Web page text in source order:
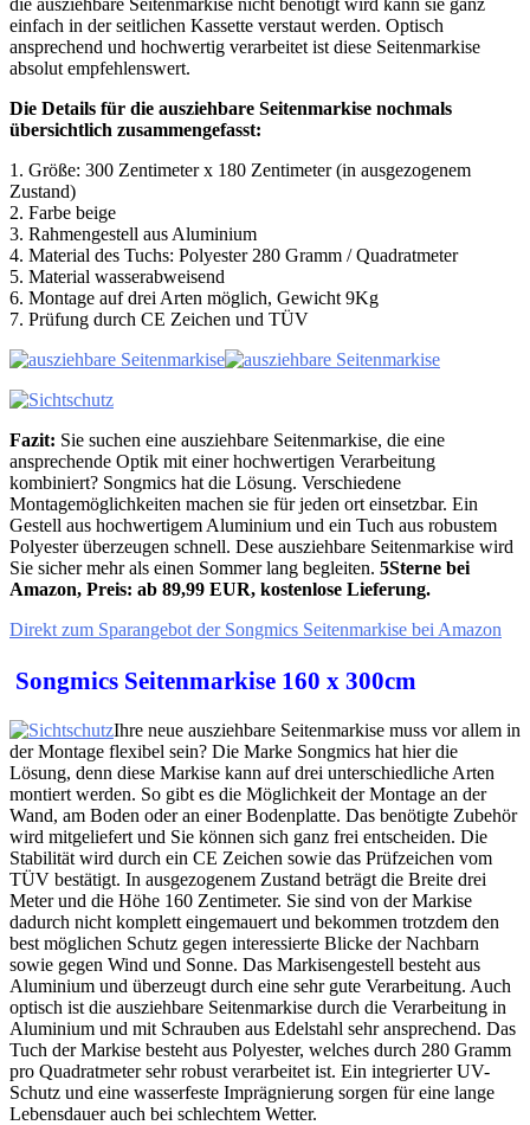
einfach in der seitlichen Kassette verstaut werden. Optisch
ansprechend und hochwertig verarbeitet ist diese Seitenmarkise
absolut empfehlenswert.
Die Details für die ausziehbare Seitenmarkise nochmals
übersichtlich zusammengefasst:
1. Größe: 300 Zentimeter x 180 Zentimeter (in ausgezogenem
Zustand)
2. Farbe beige
3. Rahmengestell aus Aluminium
4. Material des Tuchs: Polyester 280 Gramm / Quadratmeter
5. Material wasserabweisend
6. Montage auf drei Arten möglich, Gewicht 9Kg
7. Prüfung durch CE Zeichen und TÜV
Fazit: Sie suchen eine ausziehbare Seitenmarkise, die eine
ansprechende Optik mit einer hochwertigen Verarbeitung
kombiniert? Songmics hat die Lösung. Verschiedene
Montagemöglichkeiten machen sie für jeden ort einsetzbar. Ein
Gestell aus hochwertigem Aluminium und ein Tuch aus robustem
Polyester überzeugen schnell. Dese ausziehbare Seitenmarkise wird
Sie sicher mehr als einen Sommer lang begleiten. 5Sterne bei
Amazon, Preis: ab 89,99 EUR, kostenlose Lieferung.
Direkt zum Sparangebot der Songmics Seitenmarkise bei Amazon
Songmics Seitenmarkise 160 x 300cm
Ihre neue ausziehbare Seitenmarkise muss vor allem in
der Montage flexibel sein? Die Marke Songmics hat hier die
Lösung, denn diese Markise kann auf drei unterschiedliche Arten
montiert werden. So gibt es die Möglichkeit der Montage an der
Wand, am Boden oder an einer Bodenplatte. Das benötigte Zubehör
wird mitgeliefert und Sie können sich ganz frei entscheiden. Die
Stabilität wird durch ein CE Zeichen sowie das Prüfzeichen vom
TÜV bestätigt. In ausgezogenem Zustand beträgt die Breite drei
Meter und die Höhe 160 Zentimeter. Sie sind von der Markise
dadurch nicht komplett eingemauert und bekommen trotzdem den
best möglichen Schutz gegen interessierte Blicke der Nachbarn
sowie gegen Wind und Sonne. Das Markisengestell besteht aus
Aluminium und überzeugt durch eine sehr gute Verarbeitung. Auch
optisch ist die ausziehbare Seitenmarkise durch die Verarbeitung in
Aluminium und mit Schrauben aus Edelstahl sehr ansprechend. Das
Tuch der Markise besteht aus Polyester, welches durch 280 Gramm
pro Quadratmeter sehr robust verarbeitet ist. Ein integrierter UV-
Schutz und eine wasserfeste Imprägnierung sorgen für eine lange
Lebensdauer auch bei schlechtem Wetter.